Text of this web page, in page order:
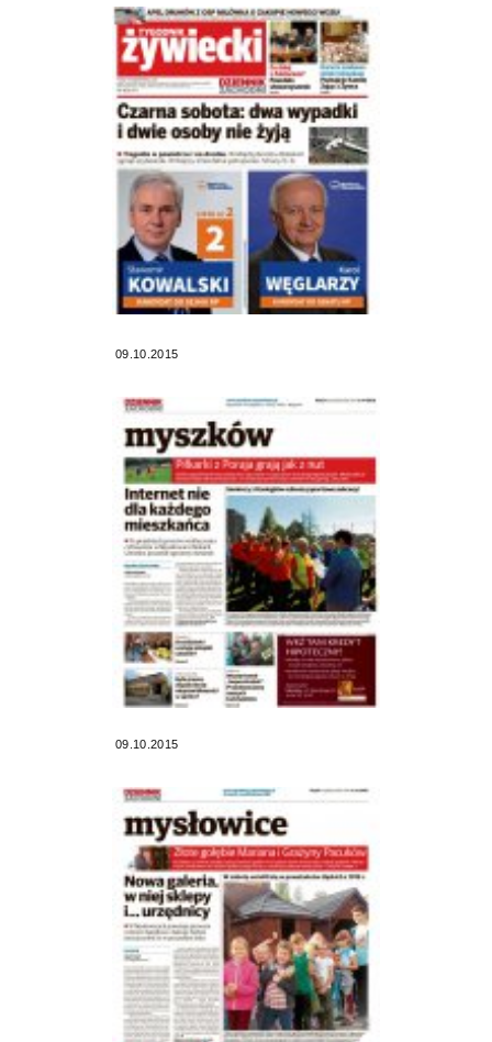
09.10.2015
09.10.2015